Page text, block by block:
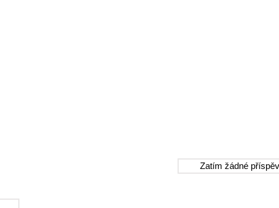
Zatím žádné